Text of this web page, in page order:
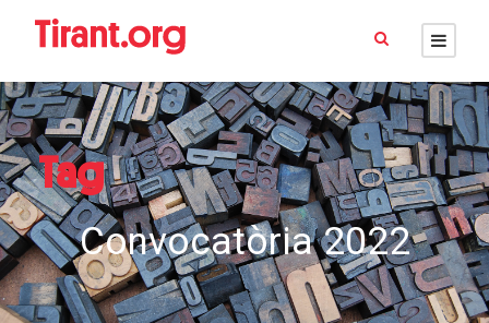
Tag
Convocatòria 2022